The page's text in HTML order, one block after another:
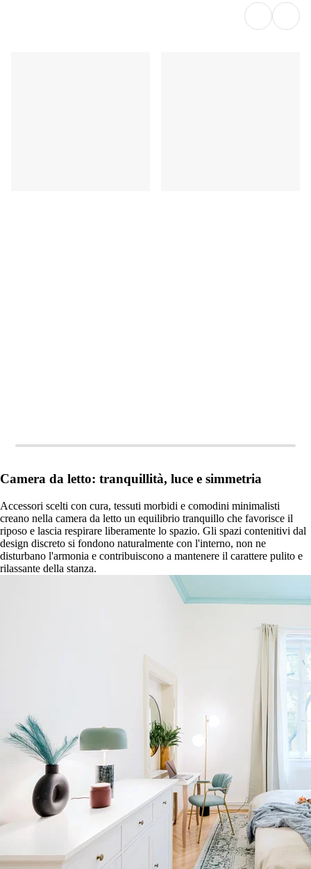
Camera da letto: tranquillità, luce e simmetria
Accessori scelti con cura, tessuti morbidi e comodini minimalisti
creano nella camera da letto un equilibrio tranquillo che favorisce il
riposo e lascia respirare liberamente lo spazio. Gli spazi contenitivi dal
design discreto si fondono naturalmente con l'interno, non ne
disturbano l'armonia e contribuiscono a mantenere il carattere pulito e
rilassante della stanza.